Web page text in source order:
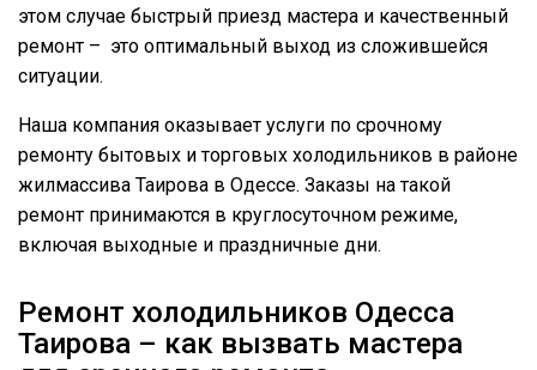
этом случае быстрый приезд мастера и качественный
ремонт – это оптимальный выход из сложившейся
ситуации.
Наша компания оказывает услуги по срочному
ремонту бытовых и торговых холодильников в районе
жилмассива Таирова в Одессе. Заказы на такой
ремонт принимаются в круглосуточном режиме,
включая выходные и праздничные дни.
Ремонт холодильников Одесса
Таирова – как вызвать мастера